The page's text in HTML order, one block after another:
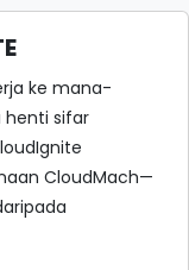
ke mana-
henti sifar
CloudMach—